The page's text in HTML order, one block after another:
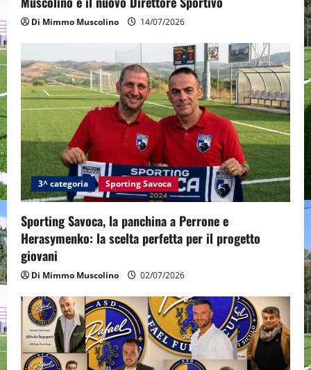
nDi Mimmo Muscolino 14/07/2026
3^ categoria Sporting Savoca
Sporting Savoca, la panchina a Perrone e
Herasymenko: la scelta perfetta per il progetto
giovani
Di Mimmo Muscolino 02/07/2026